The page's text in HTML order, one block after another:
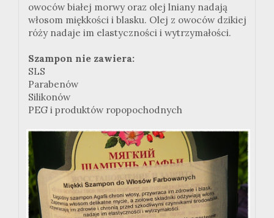
owoców białej morwy oraz olej lniany nadają
włosom miękkości i blasku. Olej z owoców dzikiej
róży nadaje im elastyczności i wytrzymałości.
Szampon nie zawiera:
SLS
Parabenów
Silikonów
PEG i produktów ropopochodnych